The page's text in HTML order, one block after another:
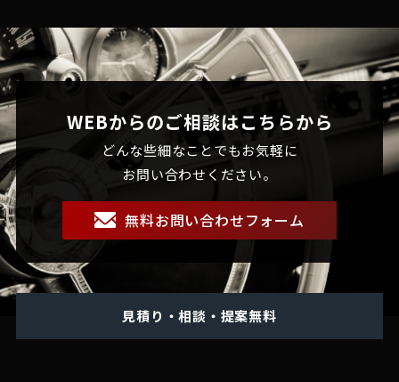
WEBからのご相談はこちらから
どんな些細なことでもお気軽に
お問い合わせください。
無料お問い合わせフォーム
見積り・相談・提案無料